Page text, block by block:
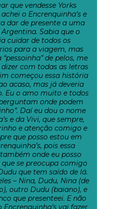
que vendesse Yorks
o Encrenquinha’s e
dar de presente a uma
Sabia que o
cuidar de todos os
para a viagem, mas
de pelos, me
com todas as letras
começou essa história
acaso, mas já deveria
Eu o amo muito e todos
onde podem
Daí eu dou o nome
e da Vivi, que sempre,
e atenção comigo e
que posso estou em
pois essa
onde eu posso
se preocupa comigo
que tem saído de lá.
– Nina, Dudu, Nina (de
outro Dudu (baiano), e
que presenteei. E não
vai fazer